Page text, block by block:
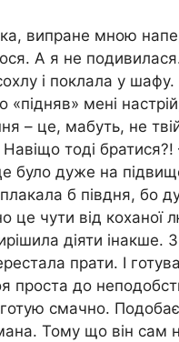
випране мною
А я не
і поклала у шафу.
«підняв» мені
– це, мабуть, не
Навіщо тоді
було дуже на
б півдня, бо
це чути від коханої
діяти інакше.
прати. І
проста до
смачно.
Тому що він сам